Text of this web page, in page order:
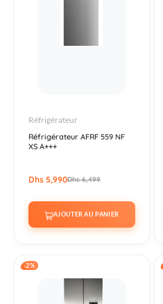
Réfrigérateur
Réfrigérateur AFRF 559 NF
XS A+++​
Dhs 5,990Dhs 6,499
AJOUTER AU PANIER
-2%